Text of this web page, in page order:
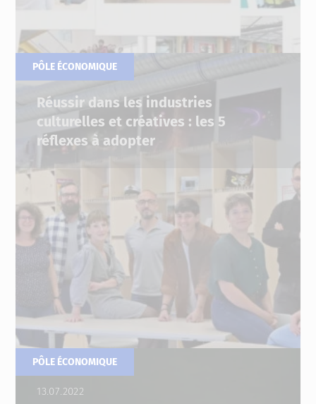
Réussir dans les industries
culturelles et créatives : les 5
réflexes à adopter
PÔLE ÉCONOMIQUE
13.07.2022
PÔLE ÉCONOMIQUE